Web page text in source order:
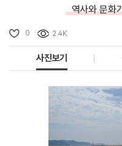
역사와 문화
0 2.4K
사진보기